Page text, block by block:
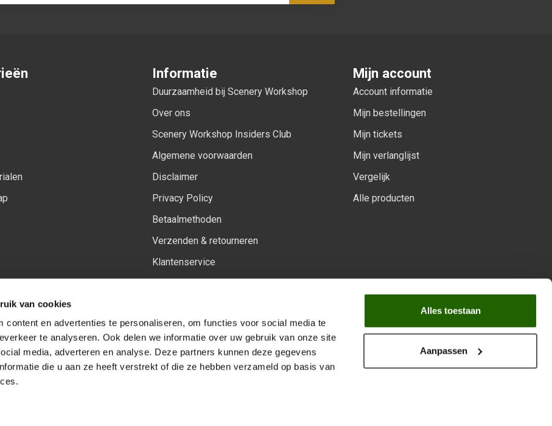
van cookies
content en advertenties te personaliseren, om functies voor social media te
te analyseren. Ook delen we informatie over uw gebruik van onze site
media, adverteren en analyse. Deze partners kunnen deze gegevens
die u aan ze heeft verstrekt of die ze hebben verzameld op basis van
Alles toestaan
Aanpassen
Informatie
Duurzaamheid bij Scenery Workshop
Over ons
Scenery Workshop Insiders Club
Algemene voorwaarden
Disclaimer
Privacy Policy
Betaalmethoden
Verzenden & retourneren
Klantenservice
Mijn account
Account informatie
Mijn bestellingen
Mijn tickets
Mijn verlanglijst
Vergelijk
Alle producten
Volg ons op:
Facebook
YoutubeInstagram